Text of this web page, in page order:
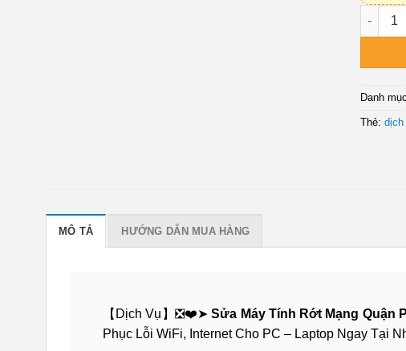
Sửa
Danh
Thẻ:dịch
MÔ TẢ HƯỚNG DẪN MUA HÀNG
【Dịch Vụ】❎❤️➤Sửa Máy Tính Rớt Mạng Quận
Phục Lỗi WiFi, Internet Cho PC – Laptop Ngay Tại